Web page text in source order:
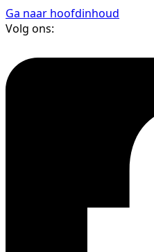
Ga naar hoofdinhoud
Volg ons: